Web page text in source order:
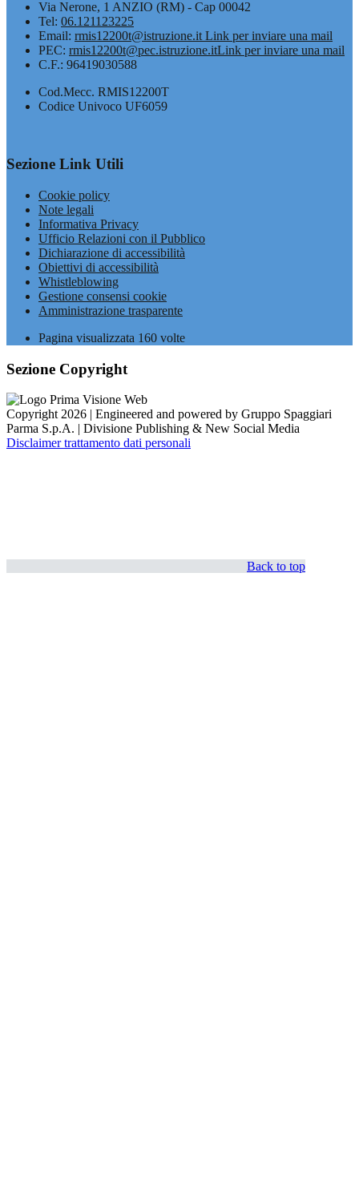
Via Nerone, 1 ANZIO (RM) - Cap 00042
Tel: 06.121123225
Email: rmis12200t@istruzione.it Link per inviare una mail
PEC: rmis12200t@pec.istruzione.itLink per inviare una mail
C.F.: 96419030588
Cod.Mecc. RMIS12200T
Codice Univoco UF6059
Sezione Link Utili
Cookie policy
Note legali
Informativa Privacy
Ufficio Relazioni con il Pubblico
Dichiarazione di accessibilità
Obiettivi di accessibilità
Whistleblowing
Gestione consensi cookie
Amministrazione trasparente
Pagina visualizzata 160 volte
Sezione Copyright
Copyright 2026 | Engineered and powered by Gruppo Spaggiari
Parma S.p.A. | Divisione Publishing & New Social Media
Disclaimer trattamento dati personali
Back to top